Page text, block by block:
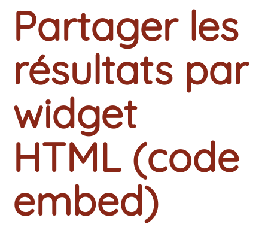
Partager les
résultats par
widget
HTML (code
embed)